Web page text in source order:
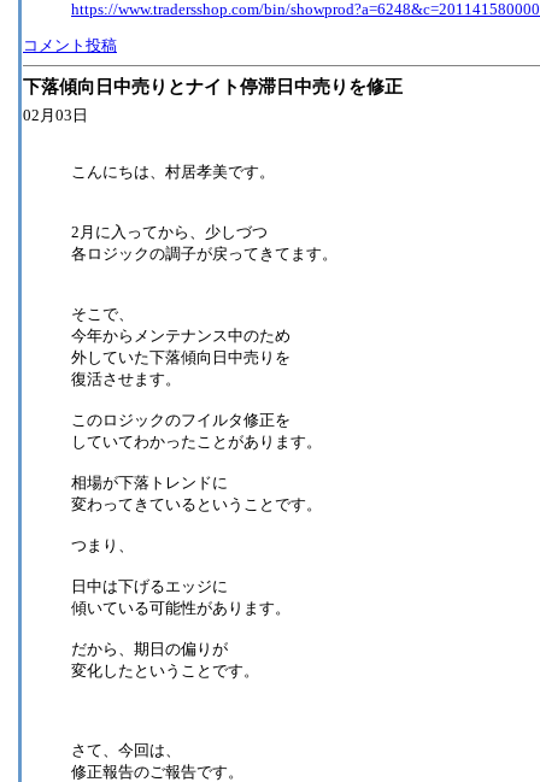
https://www.tradersshop.com/bin/
コメント投稿
下落傾向日中売りとナイト停滞日中売りを修正
02月03日
こんにちは、村居孝美です。
2月に入ってから、少しづつ
各ロジックの調子が戻ってきてます。
そこで、
今年からメンテナンス中のため
外していた下落傾向日中売りを
復活させます。
このロジックのフイルタ修正を
していてわかったことがあります。
相場が下落トレンドに
変わってきているということです。
つまり、
日中は下げるエッジに
傾いている可能性があります。
だから、期日の偏りが
変化したということです。
さて、今回は、
修正報告のご報告です。